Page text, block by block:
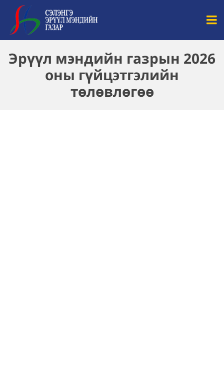
Эрүүл мэндийн газрын 2026
оны гүйцэтгэлийн
төлөвлөгөө